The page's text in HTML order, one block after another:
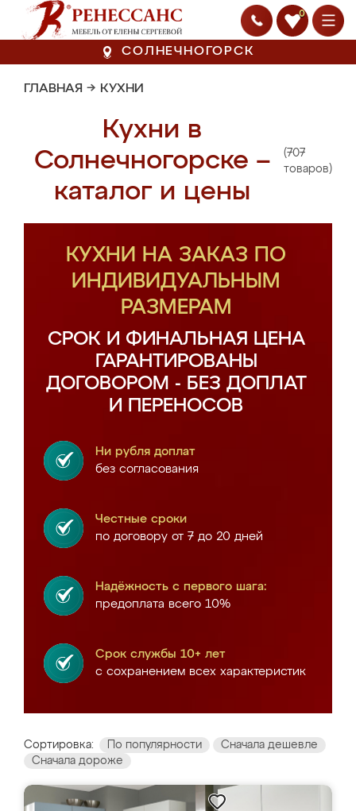
0
СОЛНЕЧНОГОРСК
ГЛАВНАЯ → КУХНИ
Кухни в
Солнечногорске –
каталог и цены
(707
товаров)
КУХНИ НА ЗАКАЗ ПО
ИНДИВИДУАЛЬНЫМ
РАЗМЕРАМ
СРОК И ФИНАЛЬНАЯ ЦЕНА
ГАРАНТИРОВАНЫ
ДОГОВОРОМ - БЕЗ ДОПЛАТ
И ПЕРЕНОСОВ
Ни рубля доплат
без согласования
Честные сроки
по договору от 7 до 20 дней
Надёжность с первого шага:
предоплата всего 10%
Срок службы 10+ лет
с сохранением всех характеристик
Сортировка: По популярности
Сначала дешевле
Сначала дороже